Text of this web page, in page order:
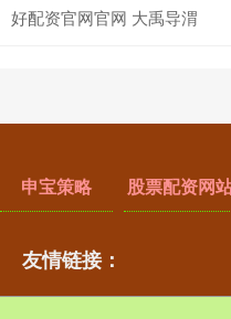
好配资官网官网 大禹导渭
申宝策略 股票配资网
友情链接：